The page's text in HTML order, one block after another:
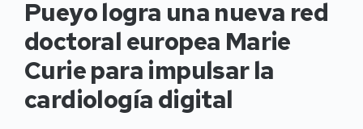
Pueyo logra una nueva red
doctoral europea Marie
Curie para impulsar la
cardiología digital